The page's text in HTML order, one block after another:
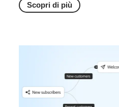
Scopri di più